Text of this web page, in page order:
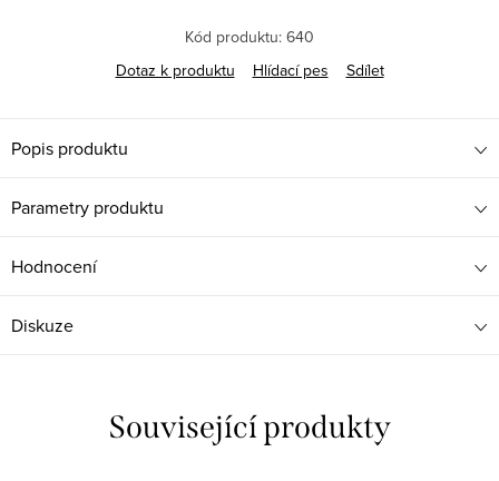
Kód produktu: 640
Dotaz k produktu
Hlídací pes Sdílet
Popis produktu
Parametry produktu
Hodnocení
Diskuze
Související produkty